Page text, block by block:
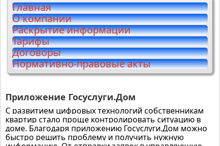
Главная
О компании
Раскрытие информации
Тарифы
Договоры
Нормативно-правовые акты
Приложение Госуслуги.Дом
С развитием цифровых технологий собственникам
квартир стало проще контролировать ситуацию в
доме. Благодаря приложению Госуслуги.Дом можно
быстро решить проблему и получить нужную